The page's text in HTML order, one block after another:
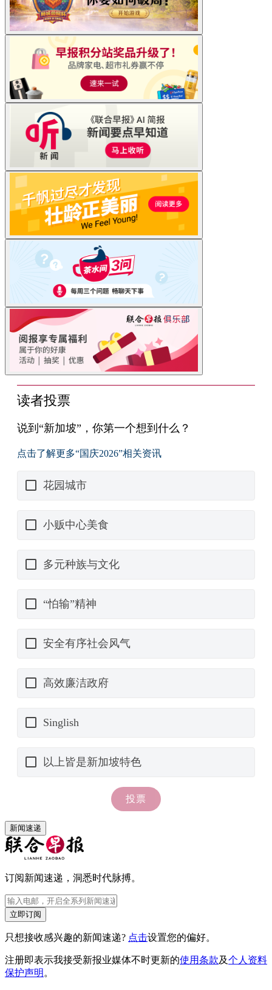
新闻速递
订阅新闻速递，洞悉时代脉搏。
立即订阅
只想接收感兴趣的新闻速递? 点击设置您的偏好。
注册即表示我接受新报业媒体不时更新的使用条款及个人资料
保护声明 。